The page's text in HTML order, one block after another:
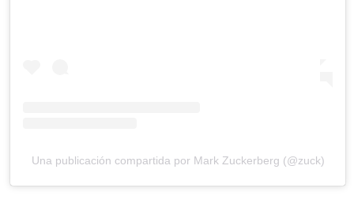
Una publicación compartida por Mark Zuckerberg (@zuck)